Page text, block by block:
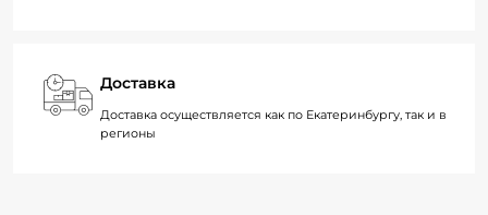
Доставка
Доставка осуществляется как по Екатеринбургу, так и в
регионы